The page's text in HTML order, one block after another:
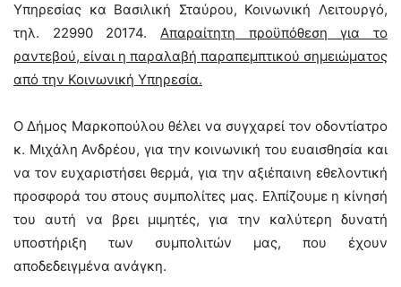
Υπηρεσίας κα Βασιλική Σταύρου, Κοινωνική Λειτουργό,
τηλ. 22990 20174. Απαραίτητη προϋπόθεση για το
ραντεβού, είναι η παραλαβή παραπεμπτικού σημειώματος
από την Κοινωνική Υπηρεσία.
Ο Δήμος Μαρκοπούλου θέλει να συγχαρεί τον οδοντίατρο
κ. Μιχάλη Ανδρέου, για την κοινωνική του ευαισθησία και
να τον ευχαριστήσει θερμά, για την αξιέπαινη εθελοντική
προσφορά του στους συμπολίτες μας. Ελπίζουμε η κίνησή
του αυτή να βρει μιμητές, για την καλύτερη δυνατή
υποστήριξη των συμπολιτών μας, που έχουν
αποδεδειγμένα ανάγκη.